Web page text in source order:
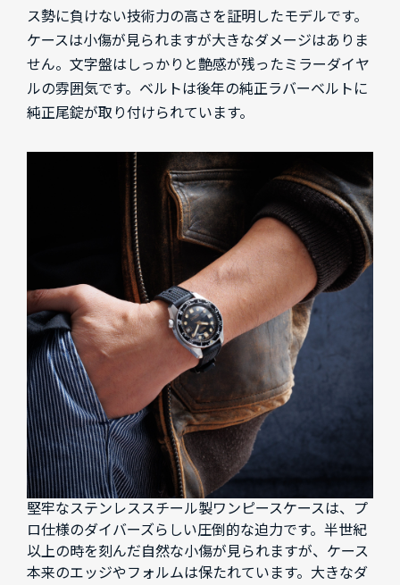
ス勢に負けない技術力の高さを証明したモデルです。
ケースは小傷が見られますが大きなダメージはありま
せん。文字盤はしっかりと艶感が残ったミラーダイヤ
ルの雰囲気です。ベルトは後年の純正ラバーベルトに
純正尾錠が取り付けられています。
堅牢なステンレススチール製ワンピースケースは、プ
ロ仕様のダイバーズらしい圧倒的な迫力です。半世紀
以上の時を刻んだ自然な小傷が見られますが、ケース
本来のエッジやフォルムは保たれています。大きなダ